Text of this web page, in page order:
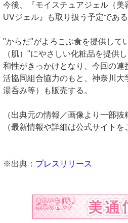
今後、『モイスチュアジェル（美
UVジェル』も取り扱う予定である
"からだ"がよろこぶ食を提供して
（肌）"にやさしい化粧品を提供
和性がきっかけとなり、今回の連
活協同組合協力のもと、神奈川大
湯呑み等）も販売する。
（出典元の情報／画像より一部抜
（最新情報や詳細は公式サイトを
※出典： プレスリリース